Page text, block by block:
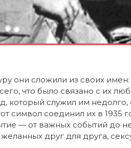
они сложили из своих
что было связано с их
который служил им
символ соединил их в 1935
— от важных событий до
друг для друга,